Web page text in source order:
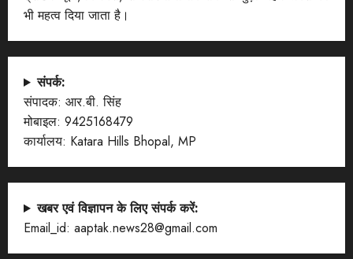
भी महत्व दिया जाता है।
संपर्क:
संपादक: आर.बी. सिंह
मोबाइल: 9425168479
कार्यालय: Katara Hills Bhopal, MP
खबर एवं विज्ञापन के लिए संपर्क करें:
Email_id: aaptak.news28@gmail.com